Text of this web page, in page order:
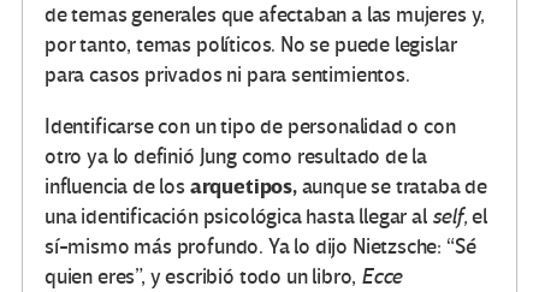
de temas generales que afectaban a las mujeres y,
por tanto, temas políticos. No se puede legislar
para casos privados ni para sentimientos.
Identificarse con un tipo de personalidad o con
otro ya lo definió Jung como resultado de la
influencia de los arquetipos,aunque se trataba de
una identificación psicológica hasta llegar al self,el
sí-mismo más profundo. Ya lo dijo Nietzsche: “Sé
quien eres”, y escribió todo un libro, Ecce